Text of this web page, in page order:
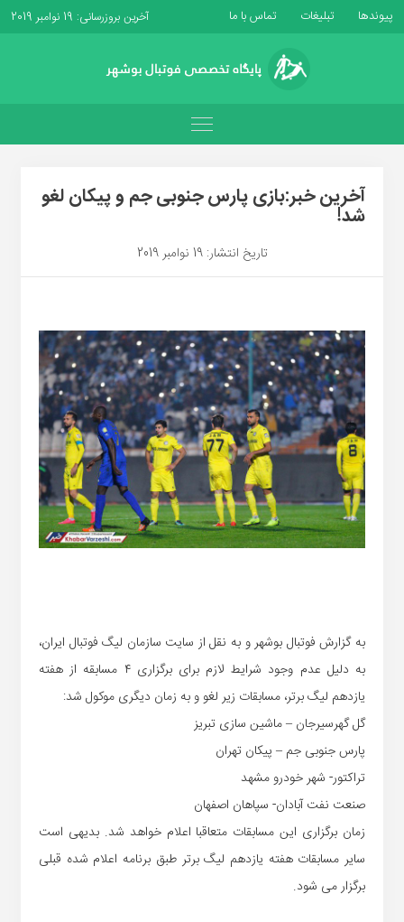
پیوندها تبلیغات تماس با ما آخرین بروزرسانی: 19 نوامبر 2019
آخرین خبر:بازی پارس جنوبی جم و پیکان لغو
شد!
تاریخ انتشار: 19 نوامبر 2019
به گزارش فوتبال بوشهر و به نقل از سایت سازمان لیگ فوتبال ایران،
به دلیل عدم وجود شرایط لازم برای برگزاری ۴ مسابقه از هفته
یازدهم لیگ برتر، مسابقات زیر لغو و به زمان دیگری موکول شد:
گل گهرسیرجان – ماشین سازی تبریز
پارس جنوبی جم – پیکان تهران
تراکتور- شهر خودرو مشهد
صنعت نفت آبادان- سپاهان اصفهان
زمان برگزاری این مسابقات متعاقبا اعلام خواهد شد. بدیهی است
سایر مسابقات هفته یازدهم لیگ برتر طبق برنامه اعلام شده قبلی
برگزار می شود.